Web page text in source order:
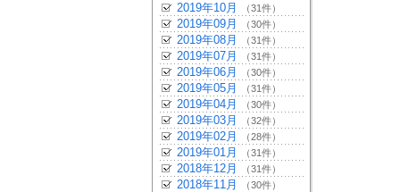
2019年10月 （31件）
2019年09月 （30件）
2019年08月 （31件）
2019年07月 （31件）
2019年06月 （30件）
2019年05月 （31件）
2019年04月 （30件）
2019年03月 （32件）
2019年02月 （28件）
2019年01月 （31件）
2018年12月 （31件）
2018年11月 （30件）